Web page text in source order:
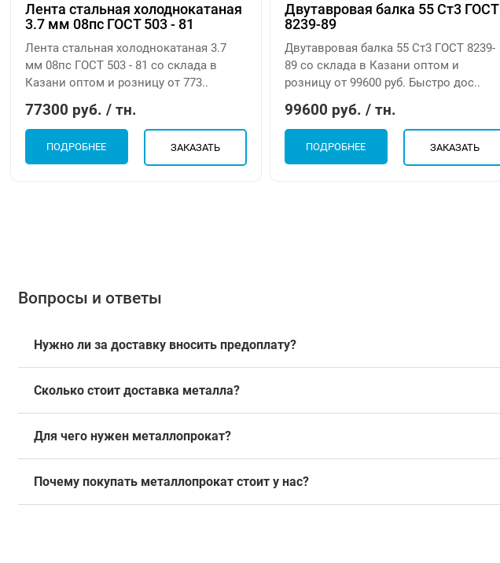
Лента стальная холоднокатаная
3.7 мм 08пс ГОСТ 503 - 81
Лента стальная холоднокатаная 3.7
мм 08пс ГОСТ 503 - 81 со склада в
Казани оптом и розницу от 773..
77300 руб. / тн.
ПОДРОБНЕЕ ЗАКАЗАТЬ
Двутавровая балка 55 Ст3 ГОСТ
8239-89
Двутавровая балка 55 Ст3 ГОСТ 8239-
89 со склада в Казани оптом и
розницу от 99600 руб. Быстро дос..
99600 руб. / тн.
ПОДРОБНЕЕ ЗАКАЗАТЬ
Вопросы и ответы
Нужно ли за доставку вносить предоплату?
Сколько стоит доставка металла?
Для чего нужен металлопрокат?
Почему покупать металлопрокат стоит у нас?